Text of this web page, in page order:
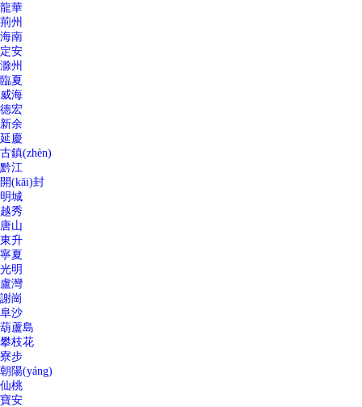
龍華
荊州
海南
定安
滁州
臨夏
威海
德宏
新余
延慶
古鎮(zhèn)
黔江
開(kāi)封
明城
越秀
唐山
東升
寧夏
光明
盧灣
謝崗
阜沙
葫蘆島
攀枝花
寮步
朝陽(yáng)
仙桃
寶安